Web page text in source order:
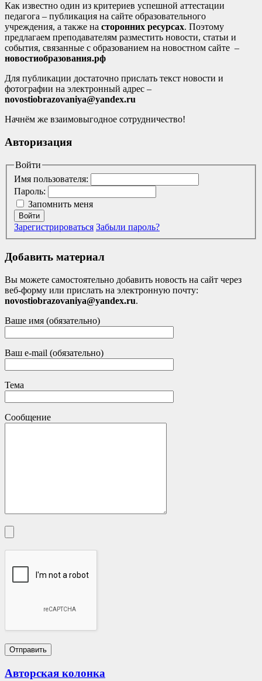
Как известно один из критериев успешной аттестации
педагога – публикация на сайте образовательного
учреждения, а также на сторонних ресурсах. Поэтому
предлагаем преподавателям разместить новости, статьи и
события, связанные с образованием на новостном сайте –
новостиобразования.рф
Для публикации достаточно прислать текст новости и
фотографии на электронный адрес –
novostiobrazovaniya@yandex.ru
Начнём же взаимовыгодное сотрудничество!
Авторизация
Войти
Имя пользователя:
Пароль:
Запомнить меня
Войти
Зарегистрироваться Забыли пароль?
Добавить материал
Вы можете самостоятельно добавить новость на сайт через
веб-форму или прислать на электронную почту:
novostiobrazovaniya@yandex.ru.
Ваше имя (обязательно)
Ваш e-mail (обязательно)
Тема
Сообщение
Авторская колонка